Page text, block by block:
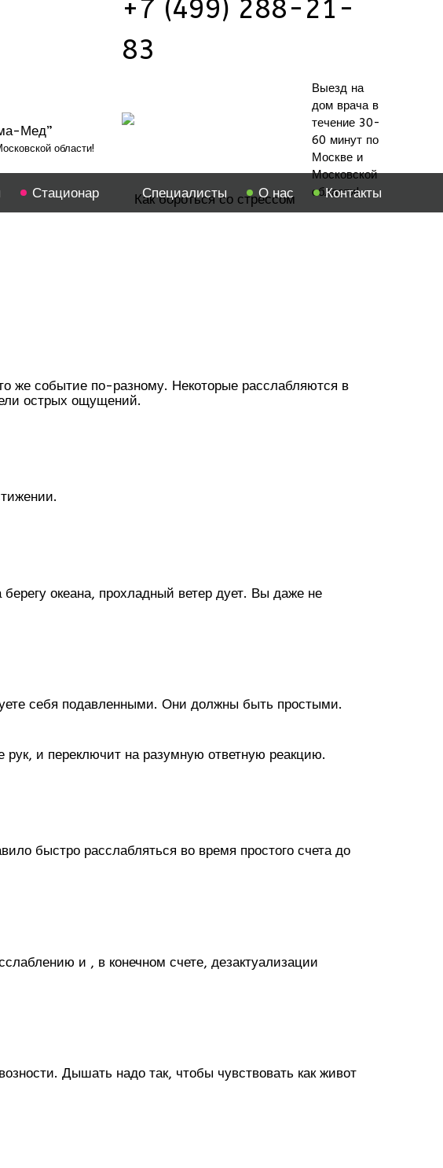
Мед”
области!
+7 (499) 288-21-
83
Выезд на
дом врача в
течение 30-
60 минут по
Москве и
Московской
области!
Стационар Специалисты О нас Контакты
же событие по-разному. Некоторые расслабляются в
острых ощущений.
океана, прохладный ветер дует. Вы даже не
себя подавленными. Они должны быть простыми.
рук, и переключит на разумную ответную реакцию.
быстро расслабляться во время простого счета до
и , в конечном счете, дезактуализации
Дышать надо так, чтобы чувствовать как живот